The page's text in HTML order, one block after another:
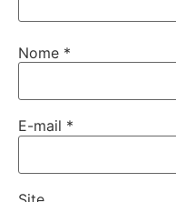
Nome *
E-mail *